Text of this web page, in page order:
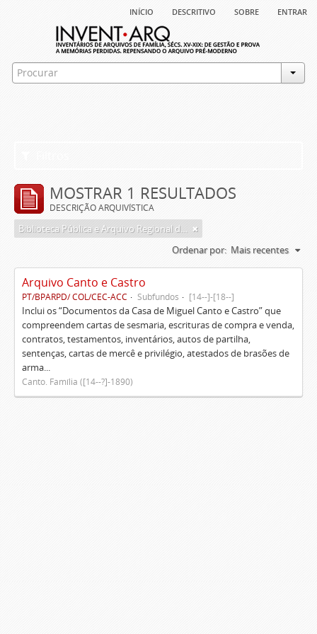
início descritivo sobre entrar
MOSTRAR 1 RESULTADOS
DESCRIÇÃO ARQUIVÍSTICA
Biblioteca Pública e Arquivo Regional de Ponta Delgada
Ordenar por: Mais recentes
Arquivo Canto e Castro
PT/BPARPD/ COL/CEC-ACC Subfundos [14--]-[18--]
Inclui os “Documentos da Casa de Miguel Canto e Castro” que
compreendem cartas de sesmaria, escrituras de compra e venda,
contratos, testamentos, inventários, autos de partilha,
sentenças, cartas de mercê e privilégio, atestados de brasões de
arma...
Canto. Família ([14--?]-1890)